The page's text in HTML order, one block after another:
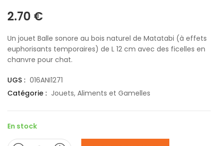
2.70 €
Un jouet Balle sonore au bois naturel de Matatabi (à effets
euphorisants temporaires) de L 12 cm avec des ficelles en
chanvre pour chat.
UGS : 016ANI1271
Catégorie : Jouets, Aliments et Gamelles
En stock